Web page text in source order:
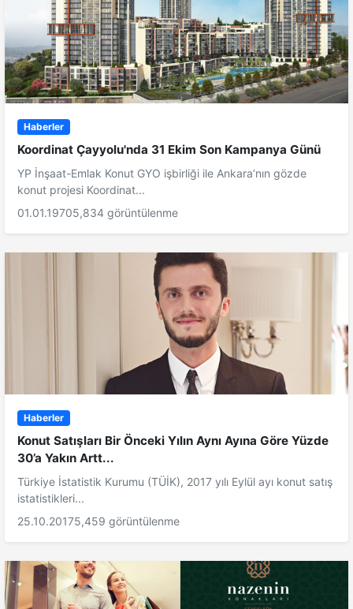
Haberler
Koordinat Çayyolu'nda 31 Ekim Son Kampanya Günü
YP İnşaat-Emlak Konut GYO işbirliği ile Ankara’nın gözde
konut projesi Koordinat...
01.01.19705,834 görüntülenme
Haberler
Konut Satışları Bir Önceki Yılın Aynı Ayına Göre Yüzde
30’a Yakın Artt...
Türkiye İstatistik Kurumu (TÜİK), 2017 yılı Eylül ayı konut satış
istatistikleri...
25.10.20175,459 görüntülenme